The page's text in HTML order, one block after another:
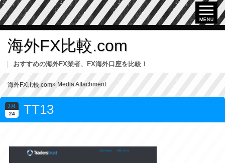
海外FX比較.com
おすすめの海外FX業者、FX海外口座を比較！
海外FX比較.com» Media Attachment
3月
24 TT13